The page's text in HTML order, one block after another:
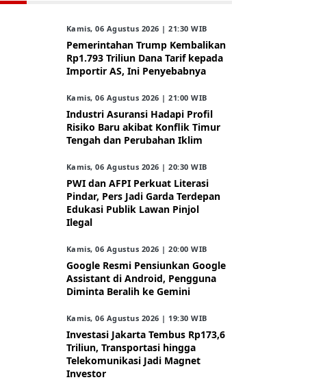
Kamis, 06 Agustus 2026 | 21:30 WIB
Pemerintahan Trump Kembalikan
Rp1.793 Triliun Dana Tarif kepada
Importir AS, Ini Penyebabnya
Kamis, 06 Agustus 2026 | 21:00 WIB
Industri Asuransi Hadapi Profil
Risiko Baru akibat Konflik Timur
Tengah dan Perubahan Iklim
Kamis, 06 Agustus 2026 | 20:30 WIB
PWI dan AFPI Perkuat Literasi
Pindar, Pers Jadi Garda Terdepan
Edukasi Publik Lawan Pinjol
Ilegal
Kamis, 06 Agustus 2026 | 20:00 WIB
Google Resmi Pensiunkan Google
Assistant di Android, Pengguna
Diminta Beralih ke Gemini
Kamis, 06 Agustus 2026 | 19:30 WIB
Investasi Jakarta Tembus Rp173,6
Triliun, Transportasi hingga
Telekomunikasi Jadi Magnet
Investor